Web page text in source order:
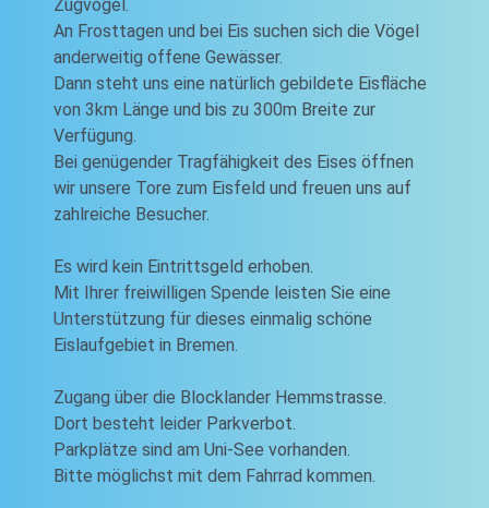
Zugvögel.
An Frosttagen und bei Eis suchen sich die Vögel
anderweitig offene Gewässer.
Dann steht uns eine natürlich gebildete Eisfläche
von 3km Länge und bis zu 300m Breite zur
Verfügung.
Bei genügender Tragfähigkeit des Eises öffnen
wir unsere Tore zum Eisfeld und freuen uns auf
zahlreiche Besucher.
Es wird kein Eintrittsgeld erhoben.
Mit Ihrer freiwilligen Spende leisten Sie eine
Unterstützung für dieses einmalig schöne
Eislaufgebiet in Bremen.
Zugang über die Blocklander Hemmstrasse.
Dort besteht leider Parkverbot.
Parkplätze sind am Uni-See vorhanden.
Bitte möglichst mit dem Fahrrad kommen.